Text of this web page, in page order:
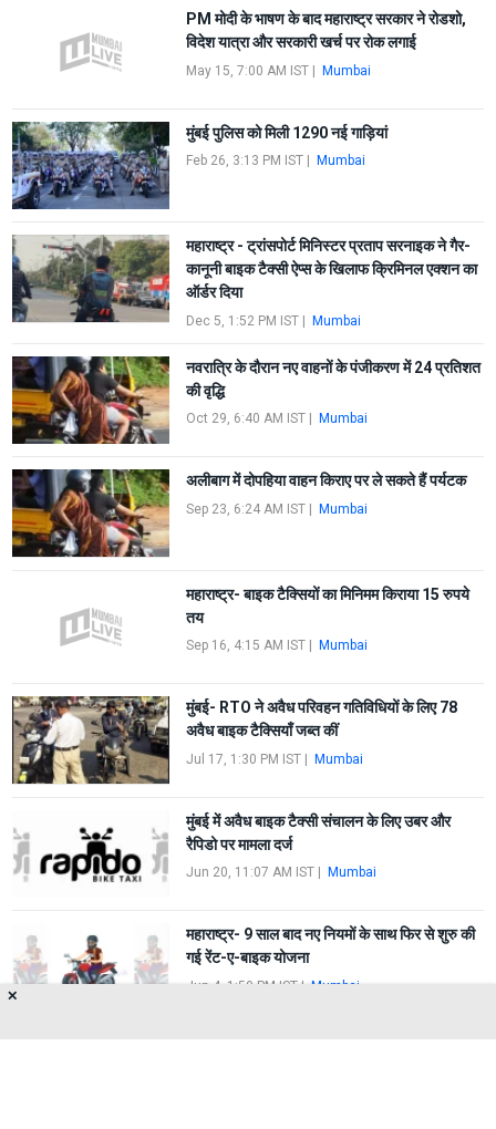
PM मोदी के भाषण के बाद महाराष्ट्र सरकार ने रोडशो,
विदेश यात्रा और सरकारी खर्च पर रोक लगाई
May 15, 7:00 AM IST| Mumbai
मुंबई पुलिस को मिली 1290 नई गाड़ियां
Feb 26, 3:13 PM IST| Mumbai
महाराष्ट्र - ट्रांसपोर्ट मिनिस्टर प्रताप सरनाइक ने गैर-
कानूनी बाइक टैक्सी ऐप्स के खिलाफ क्रिमिनल एक्शन का
ऑर्डर दिया
Dec 5, 1:52 PM IST| Mumbai
नवरात्रि के दौरान नए वाहनों के पंजीकरण में 24 प्रतिशत
की वृद्धि
Oct 29, 6:40 AM IST| Mumbai
अलीबाग में दोपहिया वाहन किराए पर ले सकते हैं पर्यटक
Sep 23, 6:24 AM IST| Mumbai
महाराष्ट्र- बाइक टैक्सियों का मिनिमम किराया 15 रुपये
तय
Sep 16, 4:15 AM IST| Mumbai
मुंबई- RTO ने अवैध परिवहन गतिविधियों के लिए 78
अवैध बाइक टैक्सियाँ जब्त कीं
Jul 17, 1:30 PM IST| Mumbai
मुंबई में अवैध बाइक टैक्सी संचालन के लिए उबर और
रैपिडो पर मामला दर्ज
Jun 20, 11:07 AM IST| Mumbai
महाराष्ट्र- 9 साल बाद नए नियमों के साथ फिर से शुरु की
गई रेंट-ए-बाइक योजना
Jun 4, 1:50 PM IST| Mumbai
✕